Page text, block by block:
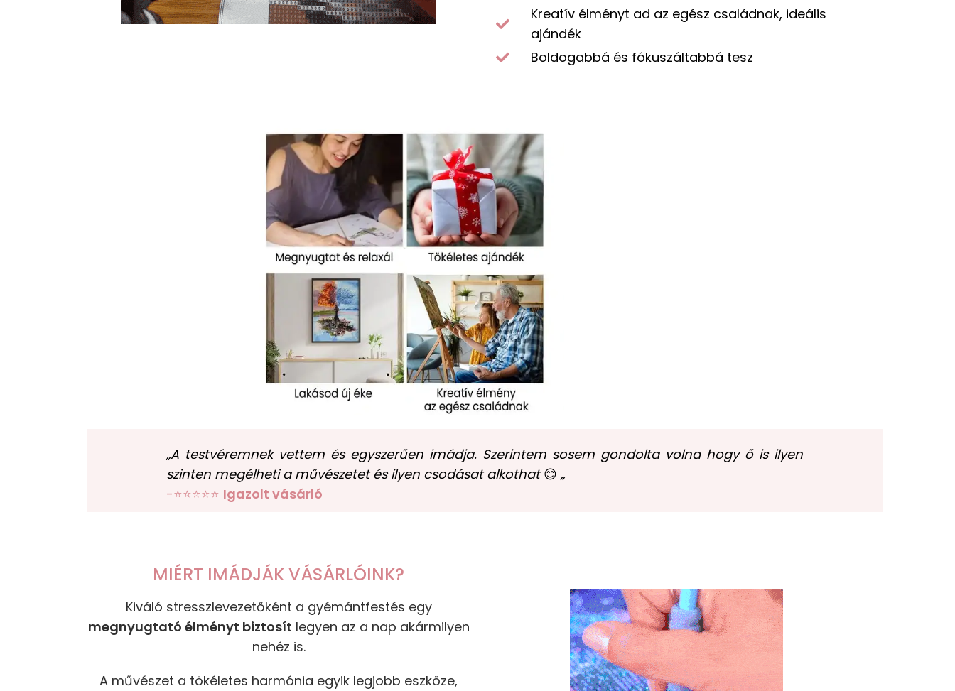
Kreatív élményt ad az egész családnak, ideális
ajándék
Boldogabbá és fókuszáltabbá tesz
„A testvéremnek vettem és egyszerűen imádja. Szerintem sosem gondolta volna hogy ő is ilyen
szinten megélheti a művészetet és ilyen csodásat alkothat😊 „
-⭐⭐⭐⭐⭐ Igazolt vásárló
MIÉRT IMÁDJÁK VÁSÁRLÓINK?
Kiváló stresszlevezetőként a gyémántfestés egy
megnyugtató élményt biztosít legyen az a nap akármilyen
nehéz is.
A művészet a tökéletes harmónia egyik legjobb eszköze,